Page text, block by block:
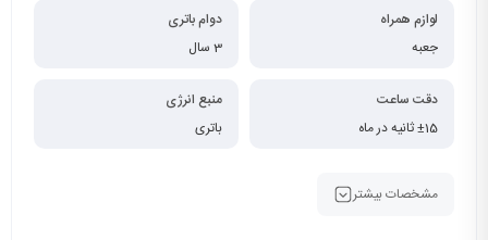
لوازم همراه
جعبه
دوام باتری
3 سال
دقت ساعت
±15 ثانیه در ماه
منبع انرژی
باتری
مشخصات بیشتر